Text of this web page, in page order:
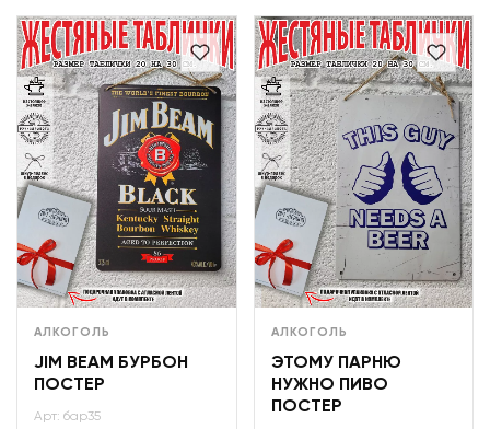
АЛКОГОЛЬ
JIM BEAM БУРБОН
ПОСТЕР
Арт: бар35
АЛКОГОЛЬ
ЭТОМУ ПАРНЮ
НУЖНО ПИВО
ПОСТЕР